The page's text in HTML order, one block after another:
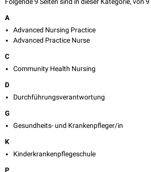
Folgende 9 Seiten sind in dieser Kategorie, von
A
Advanced Nursing Practice
Advanced Practice Nurse
C
Community Health Nursing
D
Durchführungsverantwortung
G
Gesundheits- und Krankenpfleger/in
K
Kinderkrankenpflegeschule
P